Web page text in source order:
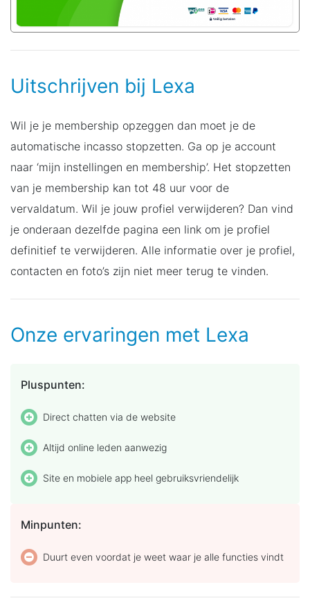
Uitschrijven bij Lexa
Wil je je membership opzeggen dan moet je de
automatische incasso stopzetten. Ga op je account
naar ‘mijn instellingen en membership’. Het stopzetten
van je membership kan tot 48 uur voor de
vervaldatum. Wil je jouw profiel verwijderen? Dan vind
je onderaan dezelfde pagina een link om je profiel
definitief te verwijderen. Alle informatie over je profiel,
contacten en foto’s zijn niet meer terug te vinden.
Onze ervaringen met Lexa
Pluspunten:
Direct chatten via de website
Altijd online leden aanwezig
Site en mobiele app heel gebruiksvriendelijk
Minpunten:
Duurt even voordat je weet waar je alle functies vindt